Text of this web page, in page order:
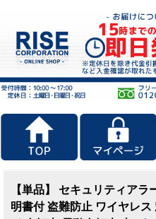
【単品】 セキュリティア
明書付 盗難防止 ワイヤレ